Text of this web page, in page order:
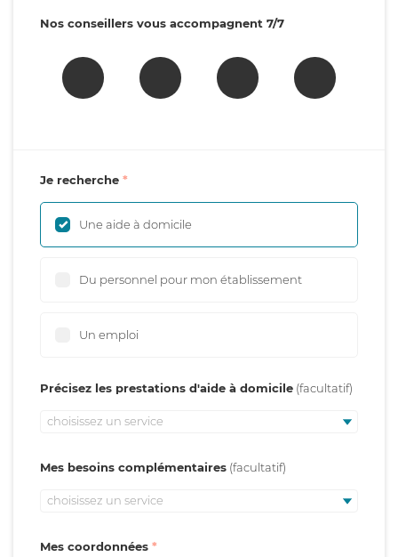
Nos conseillers vous accompagnent 7/7
Je recherche
Une aide à domicile
Du personnel pour mon établissement
Un emploi
Précisez les prestations d'aide à domicile
choisissez un service
Mes besoins complémentaires
choisissez un service
Mes coordonnées